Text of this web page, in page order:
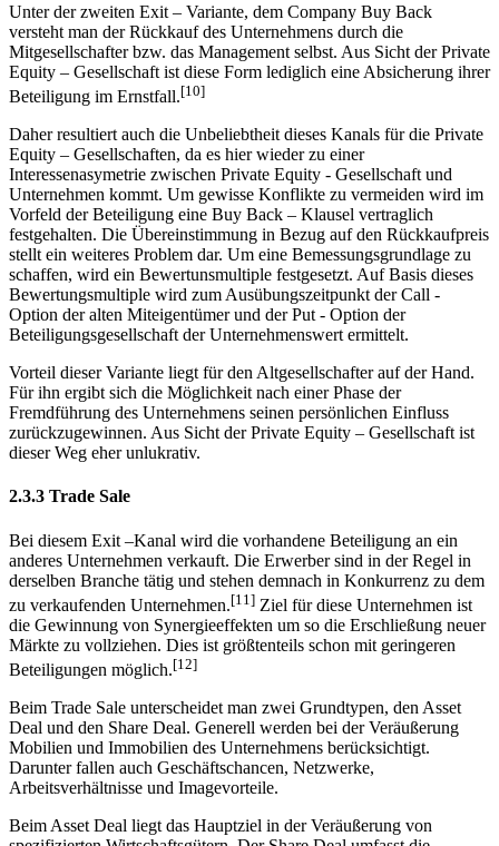
Unter der zweiten Exit – Variante, dem Company Buy Back
versteht man der Rückkauf des Unternehmens durch die
Mitgesellschafter bzw. das Management selbst. Aus Sicht der Private
Equity – Gesellschaft ist diese Form lediglich eine Absicherung ihrer
Beteiligung im Ernstfall.[10]
Daher resultiert auch die Unbeliebtheit dieses Kanals für die Private
Equity – Gesellschaften, da es hier wieder zu einer
Interessenasymetrie zwischen Private Equity - Gesellschaft und
Unternehmen kommt. Um gewisse Konflikte zu vermeiden wird im
Vorfeld der Beteiligung eine Buy Back – Klausel vertraglich
festgehalten. Die Übereinstimmung in Bezug auf den Rückkaufpreis
stellt ein weiteres Problem dar. Um eine Bemessungsgrundlage zu
schaffen, wird ein Bewertunsmultiple festgesetzt. Auf Basis dieses
Bewertungsmultiple wird zum Ausübungszeitpunkt der Call -
Option der alten Miteigentümer und der Put - Option der
Beteiligungsgesellschaft der Unternehmenswert ermittelt.
Vorteil dieser Variante liegt für den Altgesellschafter auf der Hand.
Für ihn ergibt sich die Möglichkeit nach einer Phase der
Fremdführung des Unternehmens seinen persönlichen Einfluss
zurückzugewinnen. Aus Sicht der Private Equity – Gesellschaft ist
dieser Weg eher unlukrativ.
2.3.3 Trade Sale
Bei diesem Exit –Kanal wird die vorhandene Beteiligung an ein
anderes Unternehmen verkauft. Die Erwerber sind in der Regel in
derselben Branche tätig und stehen demnach in Konkurrenz zu dem
zu verkaufenden Unternehmen.[11] Ziel für diese Unternehmen ist
die Gewinnung von Synergieeffekten um so die Erschließung neuer
Märkte zu vollziehen. Dies ist größtenteils schon mit geringeren
Beteiligungen möglich.[12]
Beim Trade Sale unterscheidet man zwei Grundtypen, den Asset
Deal und den Share Deal. Generell werden bei der Veräußerung
Mobilien und Immobilien des Unternehmens berücksichtigt.
Darunter fallen auch Geschäftschancen, Netzwerke,
Arbeitsverhältnisse und Imagevorteile.
Beim Asset Deal liegt das Hauptziel in der Veräußerung von